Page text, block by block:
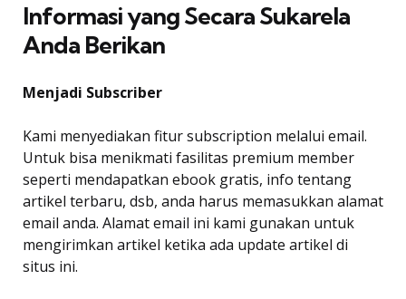
Informasi yang Secara Sukarela
Anda Berikan
Menjadi Subscriber
Kami menyediakan fitur subscription melalui email.
Untuk bisa menikmati fasilitas premium member
seperti mendapatkan ebook gratis, info tentang
artikel terbaru, dsb, anda harus memasukkan alamat
email anda. Alamat email ini kami gunakan untuk
mengirimkan artikel ketika ada update artikel di
situs ini.